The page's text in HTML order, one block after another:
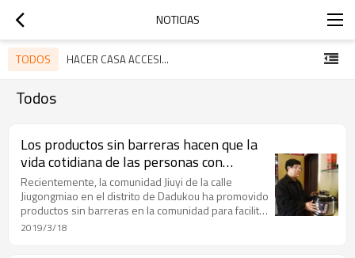
NOTICIAS
TODOS HACER CASA ACCESIBLE
Todos
Los productos sin barreras hacen que la
vida cotidiana de las personas con
discapacidad sea más cómoda
Recientemente, la comunidad Jiuyi de la calle
Jiugongmiao en el distrito de Dadukou ha promovido
productos sin barreras en la comunidad para facilitar
la vida diaria de los discapacitados y los ancianos. Es
2019/3/18